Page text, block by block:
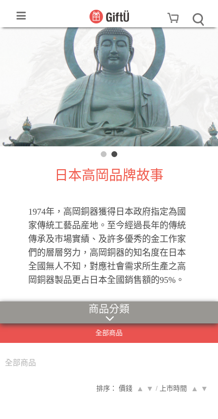
日本高岡品牌故事
1974年，高岡銅器獲得日本政府指定為國
家傳統工藝品産地。至今經過長年的傳統
傳承及市場實績、及許多優秀的金工作家
們的層層努力，高岡銅器的知名度在日本
全國無人不知，對應社會需求所生產之高
岡銅器製品更占日本全國銷售額的95%。
商品分類
全部商品
全部商品
排序： 價錢 ▲ ▼ / 上市時間 ▲ ▼